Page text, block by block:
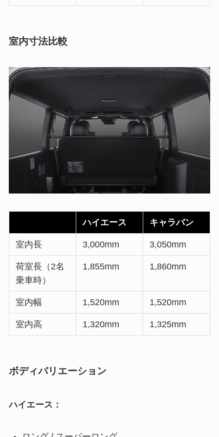
室内寸法比較
ハイエース キャラバン
室内長 3,000mm 3,050mm
荷室長（2名
乗車時）
1,855mm 1,860mm
室内幅 1,520mm 1,520mm
室内高 1,320mm 1,325mm
ボディバリエーション
ハイエース：